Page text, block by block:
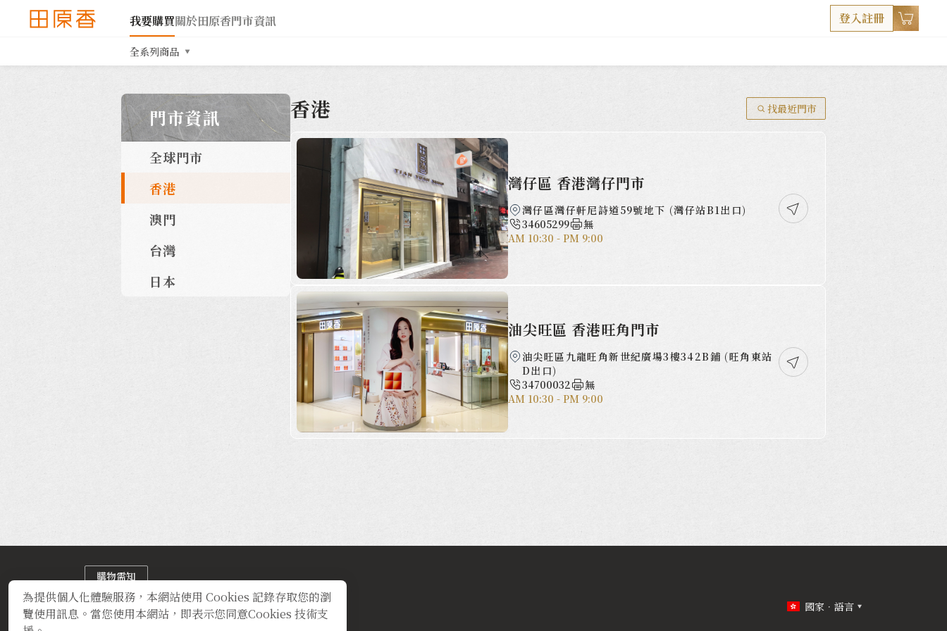
我要購買關於田原香門市資訊 登入註冊
全系列商品
為提供個人化體驗服務，本網站使用 Cookies 記錄存取您的瀏
覽使用訊息。當您使用本網站，即表示您同意Cookies 技術支
門市資訊
全球門市
香港
澳門
台灣
日本
香港 找最近門市
灣仔區 香港灣仔門市
灣仔區灣仔軒尼詩道59號地下 (灣仔站B1出口)
34605299
無
AM 10:30 - PM 9:00
油尖旺區 香港旺角門市
油尖旺區九龍旺角新世紀廣場3樓342B鋪 (旺角東站
D出口)
34700032
無
AM 10:30 - PM 9:00
購物需知
營業時間:11:00am~9:00pm
servicehk@qchicken.com.tw
國家．語言